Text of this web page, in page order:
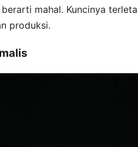
mahal. Kuncinya
produksi.